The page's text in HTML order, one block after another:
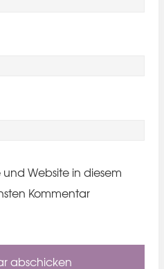
Website in diesem
Kommentar